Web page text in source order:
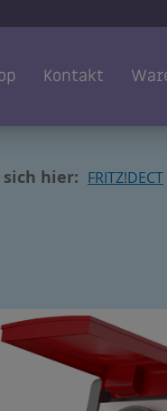
Kontakt
hier: FRITZ!DECT